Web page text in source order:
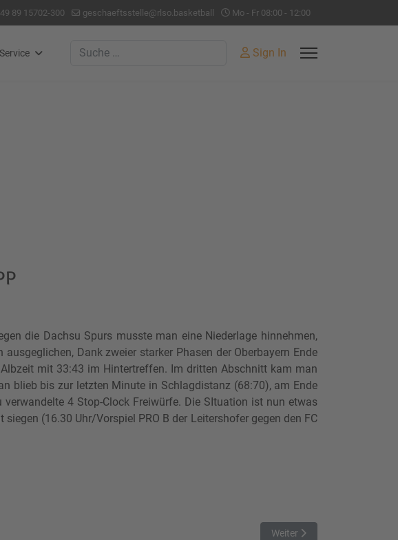
89 15702-300 geschaeftsstelle@rlso.basketball Mo - Fr 08:00 - 12:00
Suchen Sign In
die Dachsu Spurs musste man eine Niederlage hinnehmen,
Dank zweier starker Phasen der Oberbayern Ende
mit 33:43 im Hintertreffen. Im dritten Abschnitt kam man
blieb bis zur letzten Minute in Schlagdistanz (68:70), am Ende
4 Stop-Clock Freiwürfe. Die SItuation ist nun etwas
(16.30 Uhr/Vorspiel PRO B der Leitershofer gegen den FC
Nächster Beitrag: Bittere
Weiter